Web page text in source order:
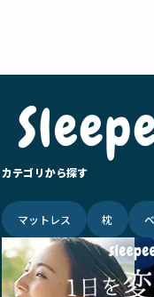
カテゴリから探す
マットレス 枕